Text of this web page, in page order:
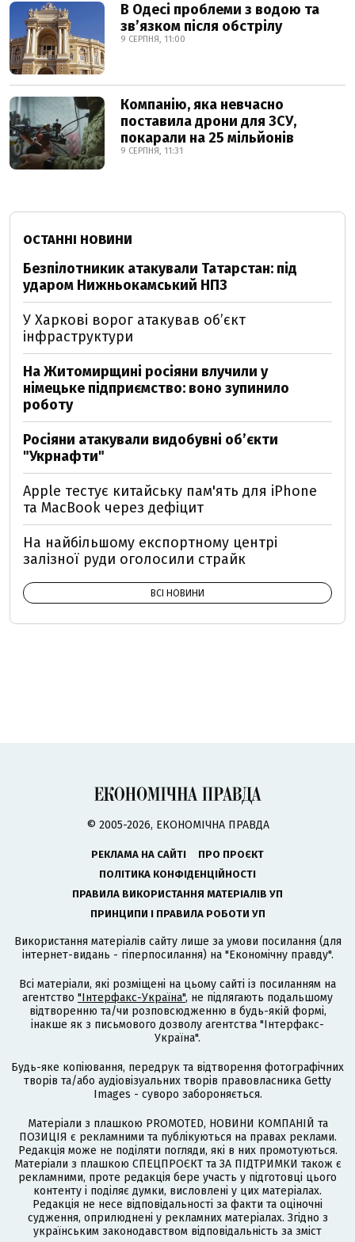
В Одесі проблеми з водою та
звʼязком після обстрілу
9 СЕРПНЯ, 11:00
Компанію, яка невчасно
поставила дрони для ЗСУ,
покарали на 25 мільйонів
9 СЕРПНЯ, 11:31
ОСТАННІ НОВИНИ
Безпілотникик атакували Татарстан: під
ударом Нижньокамський НПЗ
У Харкові ворог атакував обʼєкт
інфраструктури
На Житомирщині росіяни влучили у
німецьке підприємство: воно зупинило
роботу
Росіяни атакували видобувні обʼєкти
"Укрнафти"
Apple тестує китайську пам'ять для iPhone
та MacBook через дефіцит
На найбільшому експортному центрі
залізної руди оголосили страйк
ВСІ НОВИНИ
© 2005-2026, ЕКОНОМІЧНА ПРАВДА
РЕКЛАМА НА САЙТІ
ПРО ПРОЄКТ
ПОЛІТИКА КОНФІДЕНЦІЙНОСТІ
ПРАВИЛА ВИКОРИСТАННЯ МАТЕРІАЛІВ УП
ПРИНЦИПИ І ПРАВИЛА РОБОТИ УП
Використання матеріалів сайту лише за умови посилання (для
інтернет-видань - гіперпосилання) на "Економічну правду".
Всі матеріали, які розміщені на цьому сайті із посиланням на
агентство "Інтерфакс-Україна", не підлягають подальшому
відтворенню та/чи розповсюдженню в будь-якій формі,
інакше як з письмового дозволу агентства "Інтерфакс-
Україна".
Будь-яке копіювання, передрук та відтворення фотографічних
творів та/або аудіовізуальних творів правовласника Getty
Images - суворо забороняється.
Матеріали з плашкою PROMOTED, НОВИНИ КОМПАНІЙ та
ПОЗИЦІЯ є рекламними та публікуються на правах реклами.
Редакція може не поділяти погляди, які в них промотуються.
Матеріали з плашкою СПЕЦПРОЄКТ та ЗА ПІДТРИМКИ також є
рекламними, проте редакція бере участь у підготовці цього
контенту і поділяє думки, висловлені у цих матеріалах.
Редакція не несе відповідальності за факти та оціночні
судження, оприлюднені у рекламних матеріалах. Згідно з
українським законодавством відповідальність за зміст